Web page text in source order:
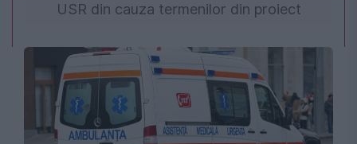
USR din cauza termenilor din proiect